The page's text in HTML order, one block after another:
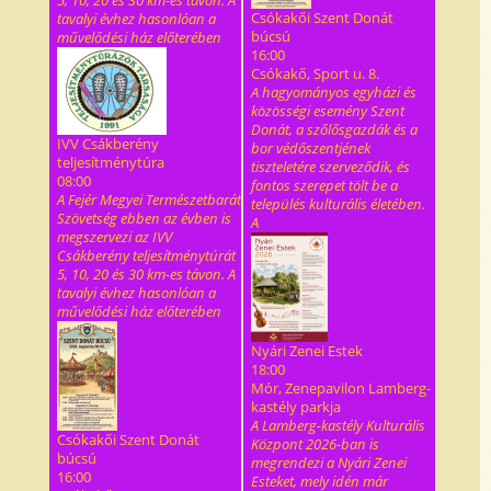
tavalyi évhez hasonlóan a
művelődési ház előterében
IVV Csákberény
teljesítménytúra
08:00
A Fejér Megyei Természetbarát
Szövetség ebben az évben is
megszervezi az IVV
Csákberény teljesítménytúrát
5, 10, 20 és 30 km-es távon. A
tavalyi évhez hasonlóan a
művelődési ház előterében
Csókakői Szent Donát
búcsú
16:00
Csókakői Szent Donát
búcsú
16:00
Csókakő, Sport u. 8.
A hagyományos egyházi és
közösségi esemény Szent
Donát, a szőlősgazdák és a
bor védőszentjének
tiszteletére szerveződik, és
fontos szerepet tölt be a
település kulturális életében.
A
Nyári Zenei Estek
18:00
Mór, Zenepavilon Lamberg-
kastély parkja
A Lamberg-kastély Kulturális
Központ 2026-ban is
megrendezi a Nyári Zenei
Esteket, mely idén már